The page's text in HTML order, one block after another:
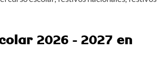
2026 - 2027 en